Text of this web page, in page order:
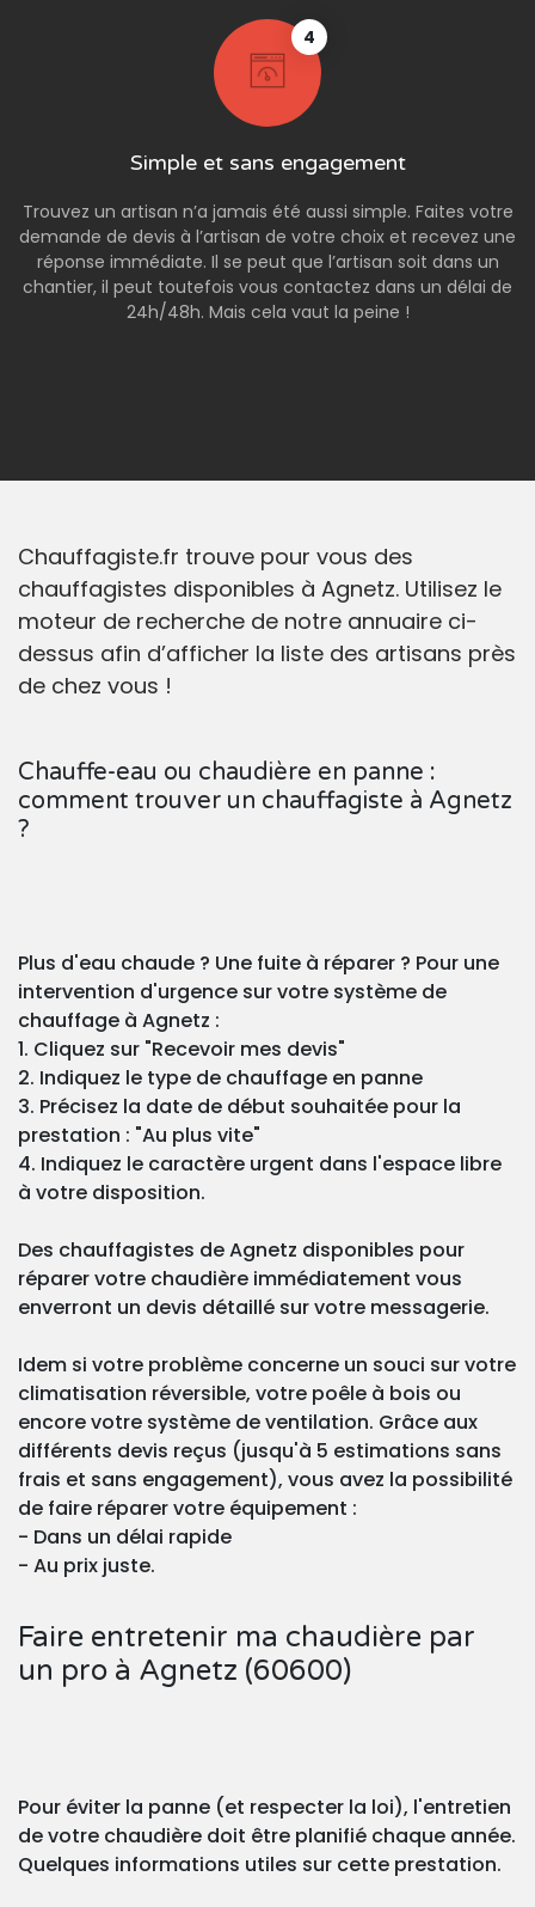
4
Simple et sans engagement
Trouvez un artisan n’a jamais été aussi simple. Faites votre
demande de devis à l’artisan de votre choix et recevez une
réponse immédiate. Il se peut que l’artisan soit dans un
chantier, il peut toutefois vous contactez dans un délai de
24h/48h. Mais cela vaut la peine !
Chauffagiste.fr trouve pour vous des
chauffagistes disponibles à Agnetz. Utilisez le
moteur de recherche de notre annuaire ci-
dessus afin d’afficher la liste des artisans près
de chez vous !
Chauffe-eau ou chaudière en panne :
comment trouver un chauffagiste à Agnetz
?
Plus d'eau chaude ? Une fuite à réparer ? Pour une
intervention d'urgence sur votre système de
chauffage à Agnetz :
1. Cliquez sur "Recevoir mes devis"
2. Indiquez le type de chauffage en panne
3. Précisez la date de début souhaitée pour la
prestation : "Au plus vite"
4. Indiquez le caractère urgent dans l'espace libre
à votre disposition.
Des chauffagistes de Agnetz disponibles pour
réparer votre chaudière immédiatement vous
enverront un devis détaillé sur votre messagerie.
Idem si votre problème concerne un souci sur votre
climatisation réversible, votre poêle à bois ou
encore votre système de ventilation. Grâce aux
différents devis reçus (jusqu'à 5 estimations sans
frais et sans engagement), vous avez la possibilité
de faire réparer votre équipement :
- Dans un délai rapide
- Au prix juste.
Faire entretenir ma chaudière par
un pro à Agnetz (60600)
Pour éviter la panne (et respecter la loi), l'entretien
de votre chaudière doit être planifié chaque année.
Quelques informations utiles sur cette prestation.